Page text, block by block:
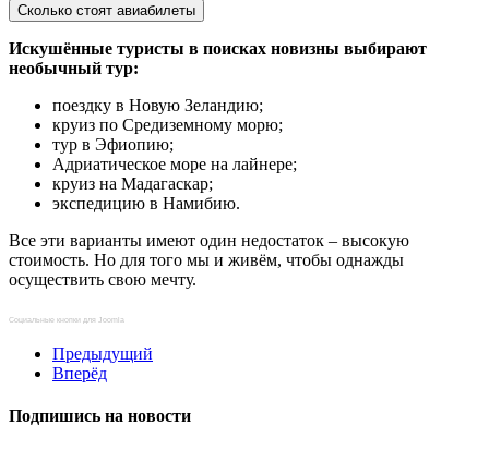
Сколько стоят авиабилеты
Искушённые туристы в поисках новизны выбирают
необычный тур:
поездку в Новую Зеландию;
круиз по Средиземному морю;
тур в Эфиопию;
Адриатическое море на лайнере;
круиз на Мадагаскар;
экспедицию в Намибию.
Все эти варианты имеют один недостаток – высокую
стоимость. Но для того мы и живём, чтобы однажды
осуществить свою мечту.
Социальные кнопки для Joomla
Предыдущий
Вперёд
Подпишись на новости